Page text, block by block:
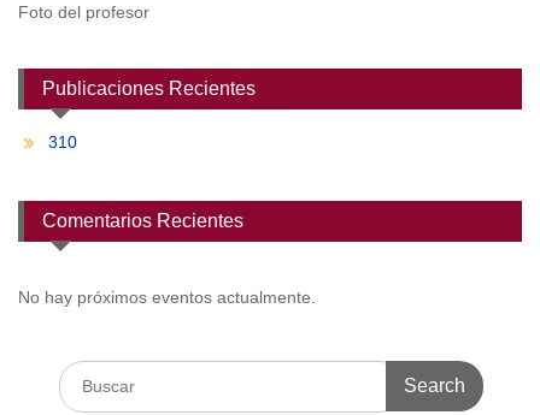
Foto del profesor
Publicaciones Recientes
310
Comentarios Recientes
No hay próximos eventos actualmente.
Search
for: